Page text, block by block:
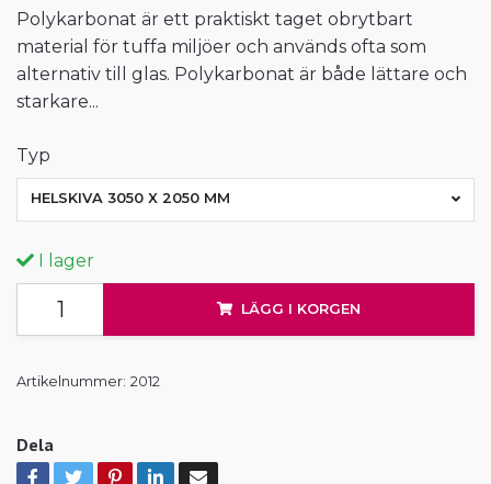
Polykarbonat är ett praktiskt taget obrytbart
material för tuffa miljöer och används ofta som
alternativ till glas. Polykarbonat är både lättare och
starkare...
Typ
HELSKIVA 3050 X 2050 MM
I lager
LÄGG I KORGEN
Artikelnummer: 2012
Dela